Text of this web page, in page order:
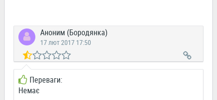
Аноним (Бородянка)
17 лют 2017 17:50
Переваги:
Немає